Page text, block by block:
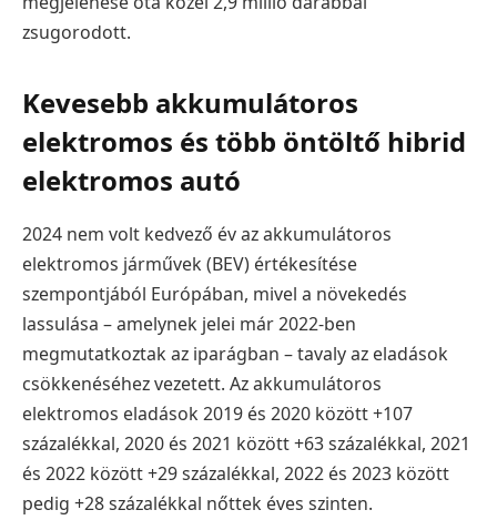
zsugorodott.
Kevesebb akkumulátoros
elektromos és több öntöltő hibrid
elektromos autó
2024 nem volt kedvező év az akkumulátoros
elektromos járművek (BEV) értékesítése
szempontjából Európában, mivel a növekedés
lassulása – amelynek jelei már 2022-ben
megmutatkoztak az iparágban – tavaly az eladások
csökkenéséhez vezetett. Az akkumulátoros
elektromos eladások 2019 és 2020 között +107
százalékkal, 2020 és 2021 között +63 százalékkal, 2021
és 2022 között +29 százalékkal, 2022 és 2023 között
pedig +28 százalékkal nőttek éves szinten.